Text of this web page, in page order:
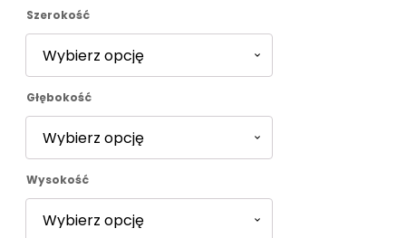
2284,00 zł
do
2512,00 zł
Szerokość
Głębokość
Wysokość